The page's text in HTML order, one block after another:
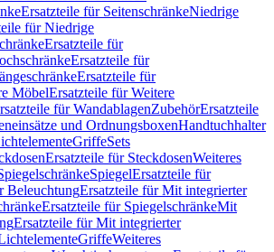
Ersatzteile für SeitenschränkeNiedrige
für Niedrige
Ersatzteile für
Ersatzteile für
Ersatzteile für
MöbelErsatzteile für Weitere
für WandablagenZubehörErsatzteile
und OrdnungsboxenHandtuchhalter
GriffeSets
Ersatzteile für SteckdosenWeiteres
SpiegelErsatzteile für
BeleuchtungErsatzteile für Mit integrierter
Ersatzteile für SpiegelschränkeMit
Ersatzteile für Mit integrierter
GriffeWeiteres